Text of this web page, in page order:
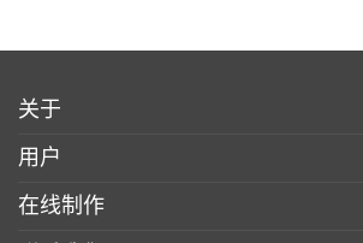
关于
用户
在线制作